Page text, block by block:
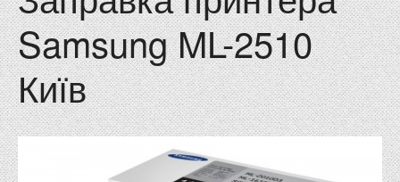
Samsung ML-2510
Київ